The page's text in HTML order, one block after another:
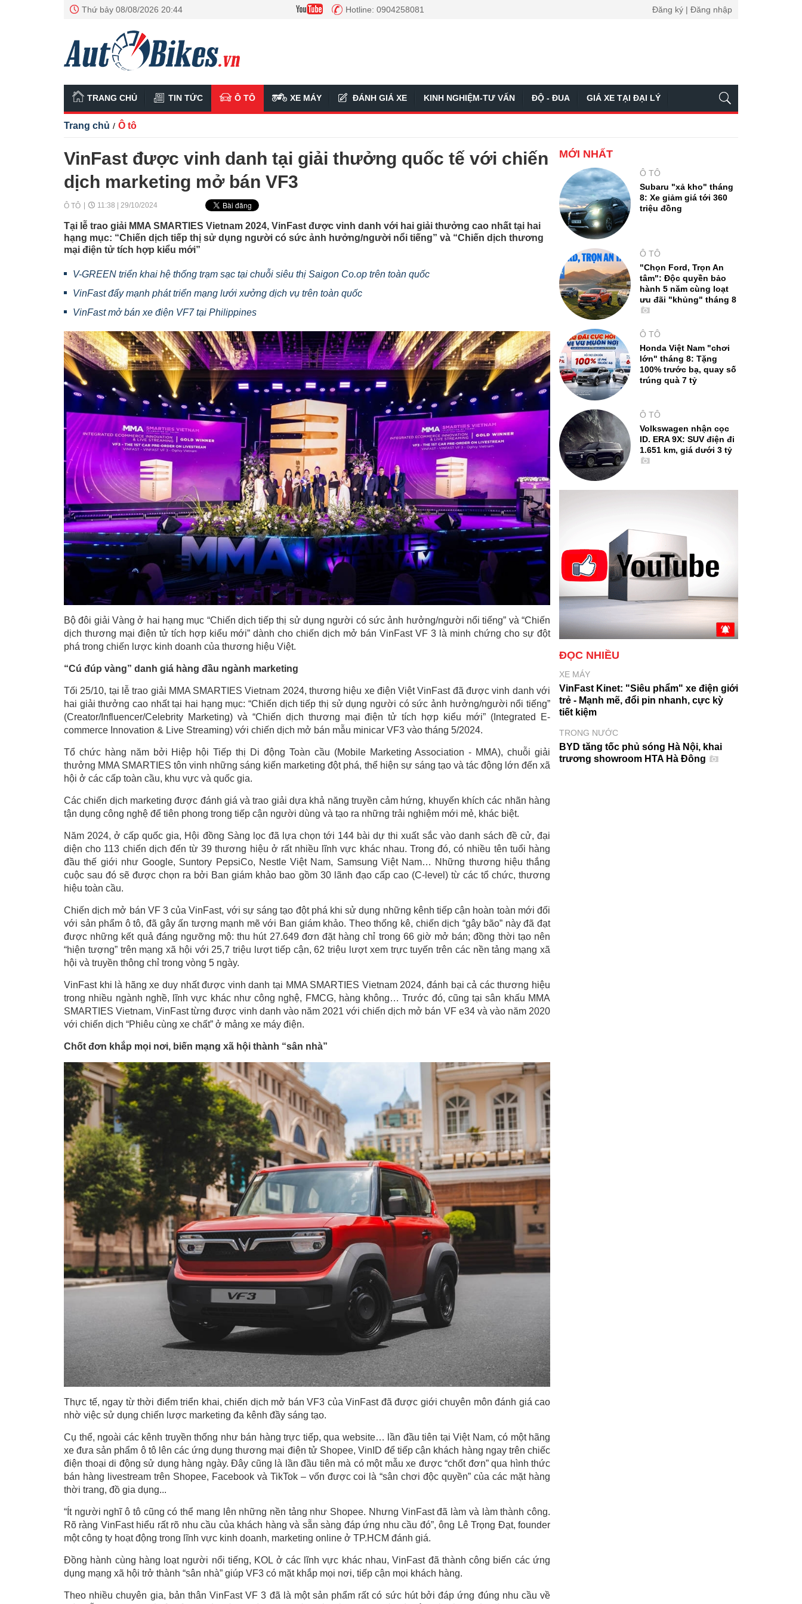
Thứ bảy 08/08/2026 20:44 Hotline: 0904258081 Đăng ký | Đăng nhập
TRANG CHỦ TIN TỨC Ô TÔ XE MÁY ĐÁNH GIÁ XE KINH NGHIỆM-TƯ VẤN ĐỘ - ĐUA GIÁ XE TẠI ĐẠI LÝ
Trang chủ / Ô tô
VinFast được vinh danh tại giải thưởng quốc tế với chiến
dịch marketing mở bán VF3
Ô TÔ 11:38 | 29/10/2024
Tại lễ trao giải MMA SMARTIES Vietnam 2024, VinFast được vinh danh với hai giải thưởng cao nhất tại hai
hạng mục: “Chiến dịch tiếp thị sử dụng người có sức ảnh hưởng/người nổi tiếng” và “Chiến dịch thương
mại điện tử tích hợp kiểu mới”
V-GREEN triển khai hệ thống trạm sạc tại chuỗi siêu thị Saigon Co.op trên toàn quốc
VinFast đẩy mạnh phát triển mạng lưới xưởng dịch vụ trên toàn quốc
VinFast mở bán xe điện VF7 tại Philippines
Bộ đôi giải Vàng ở hai hạng mục “Chiến dịch tiếp thị sử dụng người có sức ảnh hưởng/người nổi tiếng” và “Chiến
dịch thương mại điện tử tích hợp kiểu mới” dành cho chiến dịch mở bán VinFast VF 3 là minh chứng cho sự đột
phá trong chiến lược kinh doanh của thương hiệu Việt.
“Cú đúp vàng” danh giá hàng đầu ngành marketing
Tối 25/10, tại lễ trao giải MMA SMARTIES Vietnam 2024, thương hiệu xe điện Việt VinFast đã được vinh danh với
hai giải thưởng cao nhất tại hai hạng mục: “Chiến dịch tiếp thị sử dụng người có sức ảnh hưởng/người nổi tiếng”
(Creator/Influencer/Celebrity Marketing) và “Chiến dịch thương mại điện tử tích hợp kiểu mới” (Integrated E-
commerce Innovation & Live Streaming) với chiến dịch mở bán mẫu minicar VF3 vào tháng 5/2024.
Tổ chức hàng năm bởi Hiệp hội Tiếp thị Di động Toàn cầu (Mobile Marketing Association - MMA), chuỗi giải
thưởng MMA SMARTIES tôn vinh những sáng kiến marketing đột phá, thể hiện sự sáng tạo và tác động lớn đến xã
hội ở các cấp toàn cầu, khu vực và quốc gia.
Các chiến dịch marketing được đánh giá và trao giải dựa khả năng truyền cảm hứng, khuyến khích các nhãn hàng
tận dụng công nghệ để tiên phong trong tiếp cận người dùng và tạo ra những trải nghiệm mới mẻ, khác biệt​.
Năm 2024, ở cấp quốc gia, Hội đồng Sàng lọc đã lựa chọn tới 144 bài dự thi xuất sắc vào danh sách đề cử, đại
diện cho 113 chiến dịch đến từ 39 thương hiệu ở rất nhiều lĩnh vực khác nhau. Trong đó, có nhiều tên tuổi hàng
đầu thế giới như Google, Suntory PepsiCo, Nestle Việt Nam, Samsung Việt Nam… Những thương hiệu thắng
cuộc sau đó sẽ được chọn ra bởi Ban giám khảo bao gồm 30 lãnh đạo cấp cao (C-level) từ các tổ chức, thương
hiệu toàn cầu.
Chiến dịch mở bán VF 3 của VinFast, với sự sáng tạo đột phá khi sử dụng những kênh tiếp cận hoàn toàn mới đối
với sản phẩm ô tô, đã gây ấn tượng mạnh mẽ với Ban giám khảo. Theo thống kê, chiến dịch “gây bão” này đã đạt
được những kết quả đáng ngưỡng mộ: thu hút 27.649 đơn đặt hàng chỉ trong 66 giờ mở bán; đồng thời tạo nên
“hiện tượng” trên mạng xã hội với 25,7 triệu lượt tiếp cận, 62 triệu lượt xem trực tuyến trên các nền tảng mạng xã
hội và truyền thông chỉ trong vòng 5 ngày.
VinFast khi là hãng xe duy nhất được vinh danh tại MMA SMARTIES Vietnam 2024, đánh bại cả các thương hiệu
trong nhiều ngành nghề, lĩnh vực khác như công nghệ, FMCG, hàng không… Trước đó, cũng tại sân khấu MMA
SMARTIES Vietnam, VinFast từng được vinh danh vào năm 2021 với chiến dịch mở bán VF e34 và vào năm 2020
với chiến dịch “Phiêu cùng xe chất” ở mảng xe máy điện.
Chốt đơn khắp mọi nơi, biến mạng xã hội thành “sân nhà”
Thực tế, ngay từ thời điểm triển khai, chiến dịch mở bán VF3 của VinFast đã được giới chuyên môn đánh giá cao
nhờ việc sử dụng chiến lược marketing đa kênh đầy sáng tạo.
Cụ thể, ngoài các kênh truyền thống như bán hàng trực tiếp, qua website… lần đầu tiên tại Việt Nam, có một hãng
xe đưa sản phẩm ô tô lên các ứng dụng thương mại điện tử Shopee, VinID để tiếp cận khách hàng ngay trên chiếc
điện thoại di động sử dụng hàng ngày. Đây cũng là lần đầu tiên mà có một mẫu xe được “chốt đơn” qua hình thức
bán hàng livestream trên Shopee, Facebook và TikTok – vốn được coi là “sân chơi độc quyền” của các mặt hàng
thời trang, đồ gia dụng...
“Ít người nghĩ ô tô cũng có thể mang lên những nền tảng như Shopee. Nhưng VinFast đã làm và làm thành công.
Rõ ràng VinFast hiểu rất rõ nhu cầu của khách hàng và sẵn sàng đáp ứng nhu cầu đó”, ông Lê Trọng Đạt, founder
một công ty hoạt động trong lĩnh vực kinh doanh, marketing online ở TP.HCM đánh giá.
Đồng hành cùng hàng loạt người nổi tiếng, KOL ở các lĩnh vực khác nhau, VinFast đã thành công biến các ứng
dụng mạng xã hội trở thành “sân nhà” giúp VF3 có mặt khắp mọi nơi, tiếp cận mọi khách hàng.
Theo nhiều chuyên gia, bản thân VinFast VF 3 đã là một sản phẩm rất có sức hút bởi đáp ứng đúng nhu cầu về
MỚI NHẤT
Ô TÔ
Subaru "xả kho" tháng
8: Xe giảm giá tới 360
triệu đồng
Ô TÔ
"Chọn Ford, Trọn An
tâm": Độc quyền bảo
hành 5 năm cùng loạt
ưu đãi "khủng" tháng 8
Ô TÔ
Honda Việt Nam "chơi
lớn" tháng 8: Tặng
100% trước bạ, quay số
trúng quà 7 tỷ
Ô TÔ
Volkswagen nhận cọc
ID. ERA 9X: SUV điện đi
1.651 km, giá dưới 3 tỷ
ĐỌC NHIỀU
XE MÁY
VinFast Kinet: "Siêu phẩm" xe điện giới
trẻ - Mạnh mẽ, đổi pin nhanh, cực kỳ
tiết kiệm
TRONG NƯỚC
BYD tăng tốc phủ sóng Hà Nội, khai
trương showroom HTA Hà Đông